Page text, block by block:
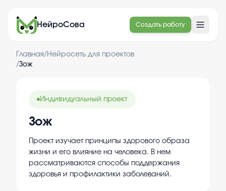
НейроСова Создать работу
Главная/ Нейросеть для проектов
/Зож
Индивидуальный проект
Зож
Проект изучает принципы здорового образа
жизни и его влияние на человека. В нем
рассматриваются способы поддержания
здоровья и профилактики заболеваний.